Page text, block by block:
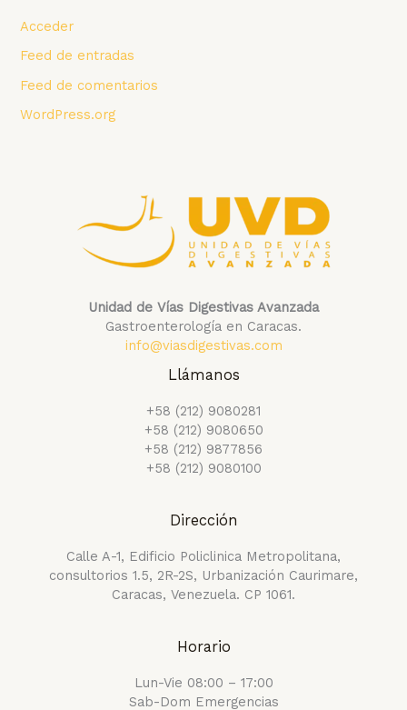
Acceder
Feed de entradas
Feed de comentarios
WordPress.org
Unidad de Vías Digestivas Avanzada
Gastroenterología en Caracas.
info@viasdigestivas.com
Llámanos
+58 (212) 9080281
+58 (212) 9080650
+58 (212) 9877856
+58 (212) 9080100
Dirección
Calle A-1, Edificio Policlinica Metropolitana,
consultorios 1.5, 2R-2S, Urbanización Caurimare,
Caracas, Venezuela. CP 1061.
Horario
Lun-Vie 08:00 – 17:00
Sab-Dom Emergencias